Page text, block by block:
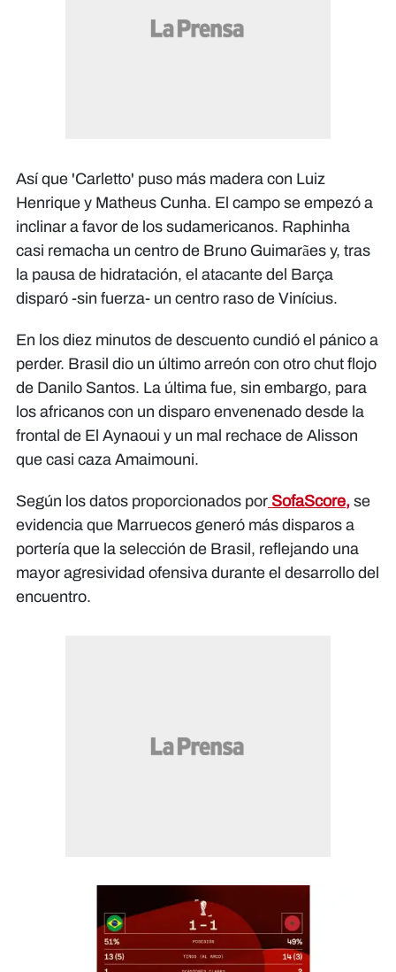
Así que 'Carletto' puso más madera con Luiz
Henrique y Matheus Cunha. El campo se empezó a
inclinar a favor de los sudamericanos. Raphinha
casi remacha un centro de Bruno Guimarães y, tras
la pausa de hidratación, el atacante del Barça
disparó -sin fuerza- un centro raso de Vinícius.
En los diez minutos de descuento cundió el pánico a
perder. Brasil dio un último arreón con otro chut flojo
de Danilo Santos. La última fue, sin embargo, para
los africanos con un disparo envenenado desde la
frontal de El Aynaoui y un mal rechace de Alisson
que casi caza Amaimouni.
Según los datos proporcionados por SofaScore, se
evidencia que Marruecos generó más disparos a
portería que la selección de Brasil, reflejando una
mayor agresividad ofensiva durante el desarrollo del
encuentro.